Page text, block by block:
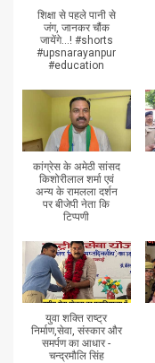
शिक्षा से पहले पानी से
जंग, जानकर चौंक
जायेंगे...! #shorts
#upsnarayanpur
#education
कांग्रेस के अमेठी सांसद
किशोरीलाल शर्मा एवं
अन्य के रामलला दर्शन
पर बीजेपी नेता कि
टिप्पणी
युवा शक्ति राष्ट्र
निर्माण,सेवा, संस्कार और
समर्पण का आधार -
चन्द्रमौलि सिंह